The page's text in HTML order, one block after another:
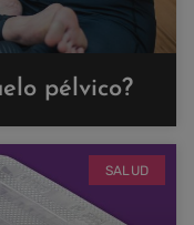
pélvico?
SALUD